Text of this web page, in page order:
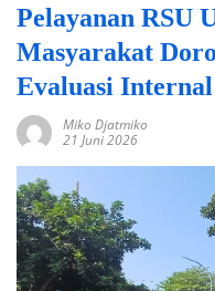
kuningan
Pelayanan RSU
Masyarakat
Evaluasi Internal
Miko Djatmiko
21 Juni 2026